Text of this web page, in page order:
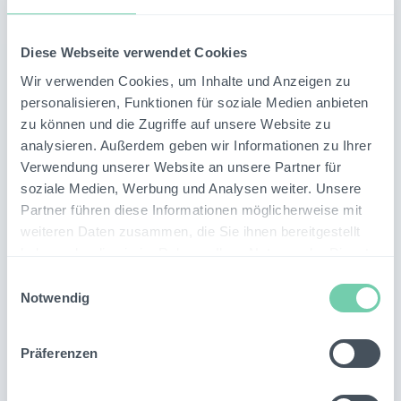
Diese Webseite verwendet Cookies
Wir verwenden Cookies, um Inhalte und Anzeigen zu
personalisieren, Funktionen für soziale Medien anbieten
zu können und die Zugriffe auf unsere Website zu
analysieren. Außerdem geben wir Informationen zu Ihrer
Verwendung unserer Website an unsere Partner für
soziale Medien, Werbung und Analysen weiter. Unsere
Partner führen diese Informationen möglicherweise mit
weiteren Daten zusammen, die Sie ihnen bereitgestellt
Notwendig
Präferenzen
Termin vereinbaren
Ähnliche